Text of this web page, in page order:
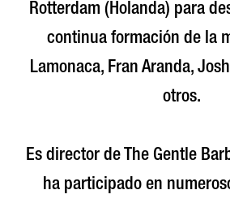
Rotterdam (Holanda) para
continua formación de la
Lamonaca, Fran Aranda,
otros.
Es director de The Gentle
ha participado en